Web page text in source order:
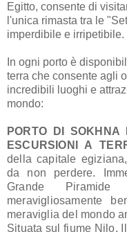
Egitto, consente di
l'unica rimasta tra le
imperdibile e irripetibile.
In ogni porto è
terra che consente agli
incredibili luoghi e
mondo:
PORTO DI SOKHNA
ESCURSIONI A
della capitale
da non perdere.
Grande
meravigliosamente
meraviglia del mondo
Situata sul fiume Nilo,